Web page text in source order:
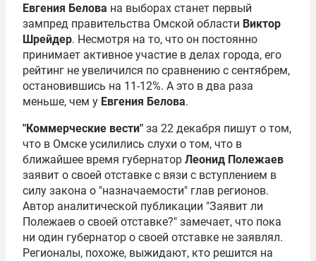
Евгения Белова на выборах станет первый
зампред правительства Омской области Виктор
Шрейдер. Несмотря на то, что он постоянно
принимает активное участие в делах города, его
рейтинг не увеличился по сравнению с сентябрем,
остановившись на 11-12%. А это в два раза
меньше, чем у Евгения Белова.
"Коммерческие вести" за 22 декабря пишут о том,
что в Омске усилились слухи о том, что в
ближайшее время губернатор Леонид Полежаев
заявит о своей отставке с вязи с вступлением в
силу закона о "назначаемости" глав регионов.
Автор аналитической публикации "Заявит ли
Полежаев о своей отставке?" замечает, что пока
ни один губернатор о своей отставке не заявлял.
Регионалы, похоже, выжидают, кто решится на